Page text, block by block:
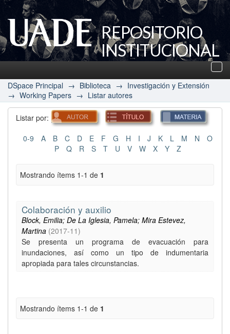
REPOSITORIO
INSTITUCIONAL
UADE
DSpace Principal → Biblioteca → Investigación y Extensión
→ Working Papers → Listar autores
Listar por:
0-9 A B C D E F G H I J K L M N
O
P
Q R S T U V W X Y Z
Mostrando ítems 1-1 de 1
Colaboración y auxilio
Block, Emilia; De La Iglesia, Pamela; Mira Estevez,
Martina (2017-11)
Se presenta un programa de evacuación para
inundaciones, así como un tipo de indumentaria
apropiada para tales circunstancias.
Mostrando ítems 1-1 de 1